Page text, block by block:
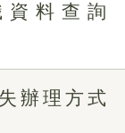
料查詢
辦理方式